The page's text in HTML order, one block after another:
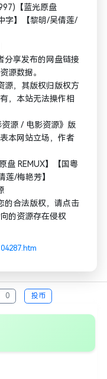
【蓝光原盘
字】【黎明/吴倩莲/
分享发布的网盘链接
源数据。
源，其版权归版权方
，本站无法操作相
源 / 电影资源》版
本网站立场，作者
盘 REMUX】【国粤
莲/梅艳芳】
的合法版权，请点击
的资源存在侵权
0 投币